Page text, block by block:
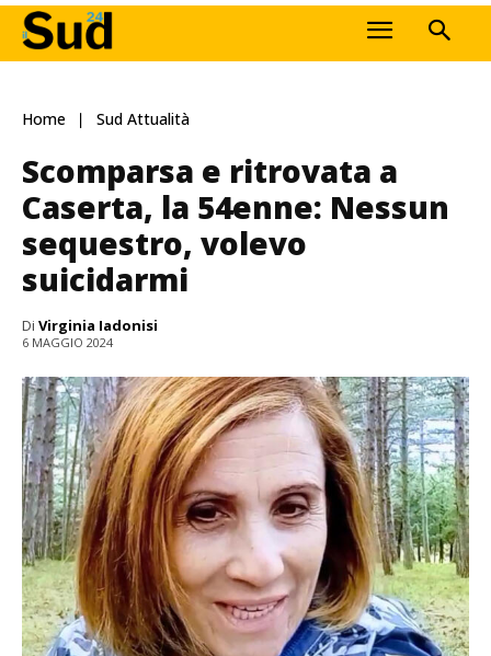
Home Sud Attualità
Scomparsa e ritrovata a
Caserta, la 54enne: Nessun
sequestro, volevo
suicidarmi
Di Virginia Iadonisi
6 MAGGIO 2024